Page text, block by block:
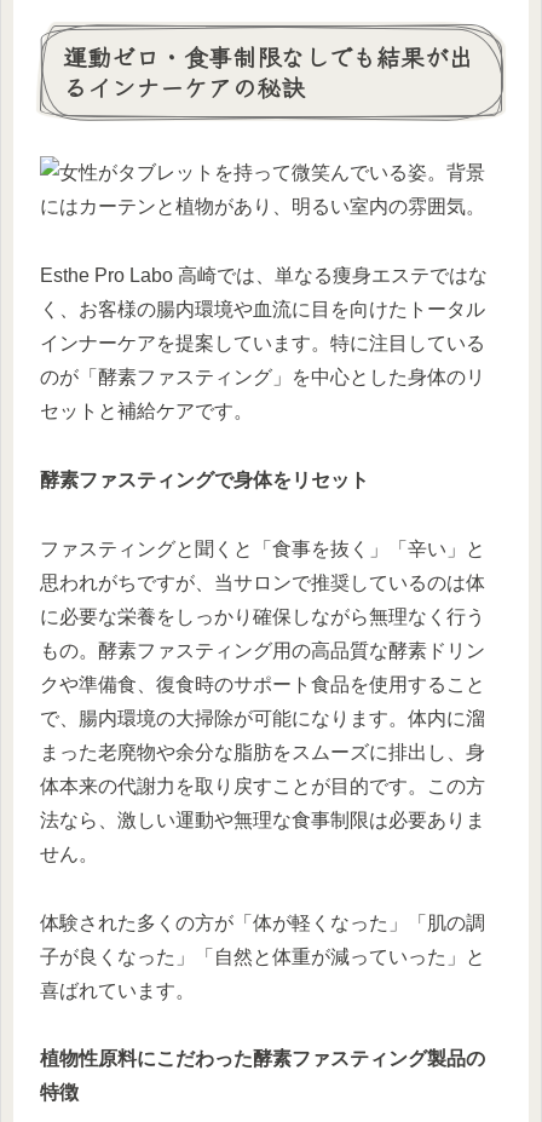
運動ゼロ・食事制限なしでも結果が出
るインナーケアの秘訣
Esthe Pro Labo 高崎では、単なる痩身エステではな
く、お客様の腸内環境や血流に目を向けたトータル
インナーケアを提案しています。特に注目している
のが「酵素ファスティング」を中心とした身体のリ
セットと補給ケアです。
酵素ファスティングで身体をリセット
ファスティングと聞くと「食事を抜く」「辛い」と
思われがちですが、当サロンで推奨しているのは体
に必要な栄養をしっかり確保しながら無理なく行う
もの。酵素ファスティング用の高品質な酵素ドリン
クや準備食、復食時のサポート食品を使用すること
で、腸内環境の大掃除が可能になります。体内に溜
まった老廃物や余分な脂肪をスムーズに排出し、身
体本来の代謝力を取り戻すことが目的です。この方
法なら、激しい運動や無理な食事制限は必要ありま
せん。
体験された多くの方が「体が軽くなった」「肌の調
子が良くなった」「自然と体重が減っていった」と
喜ばれています。
植物性原料にこだわった酵素ファスティング製品の
特徴